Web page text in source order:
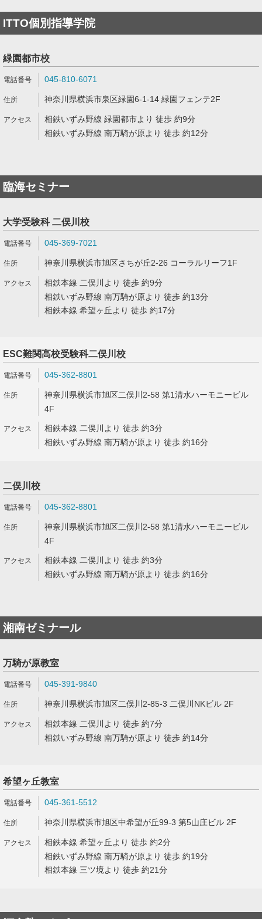
ITTO個別指導学院
緑園都市校
045-810-6071
神奈川県横浜市泉区緑園6-1-14 緑園フェンテ2F
相鉄いずみ野線 緑園都市より 徒歩 約9分
相鉄いずみ野線 南万騎が原より 徒歩 約12分
臨海セミナー
大学受験科 二俣川校
045-369-7021
神奈川県横浜市旭区さちが丘2-26 コーラルリーフ1F
相鉄本線 二俣川より 徒歩 約9分
相鉄いずみ野線 南万騎が原より 徒歩 約13分
相鉄本線 希望ヶ丘より 徒歩 約17分
ESC難関高校受験科二俣川校
045-362-8801
神奈川県横浜市旭区二俣川2-58 第1清水ハーモニービル
4F
相鉄本線 二俣川より 徒歩 約3分
相鉄いずみ野線 南万騎が原より 徒歩 約16分
二俣川校
045-362-8801
神奈川県横浜市旭区二俣川2-58 第1清水ハーモニービル
4F
相鉄本線 二俣川より 徒歩 約3分
相鉄いずみ野線 南万騎が原より 徒歩 約16分
湘南ゼミナール
万騎が原教室
045-391-9840
神奈川県横浜市旭区二俣川2-85-3 二俣川NKビル 2F
相鉄本線 二俣川より 徒歩 約7分
相鉄いずみ野線 南万騎が原より 徒歩 約14分
希望ヶ丘教室
045-361-5512
神奈川県横浜市旭区中希望が丘99-3 第5山庄ビル 2F
相鉄本線 希望ヶ丘より 徒歩 約2分
相鉄いずみ野線 南万騎が原より 徒歩 約19分
相鉄本線 三ツ境より 徒歩 約21分